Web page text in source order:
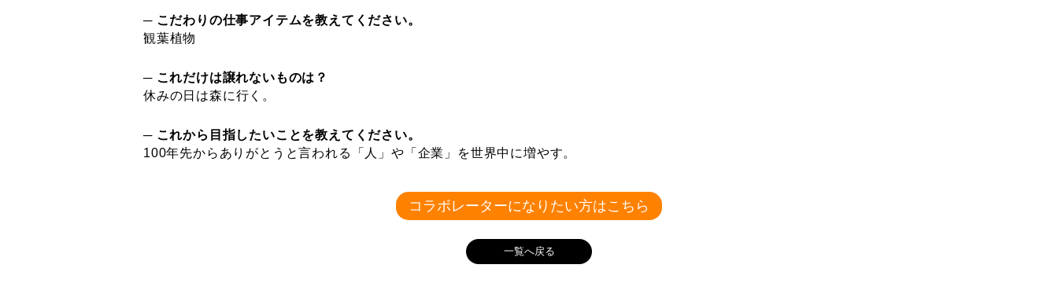
─ こだわりの仕事アイテムを教えてください。
観葉植物
─ これだけは譲れないものは？
休みの日は森に行く。
─ これから目指したいことを教えてください。
100年先からありがとうと言われる「人」や「企業」を世界中に増やす。
コラボレーターになりたい方はこちら
一覧へ戻る